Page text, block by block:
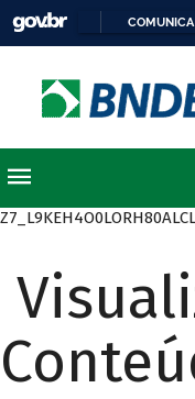
COMUNICA